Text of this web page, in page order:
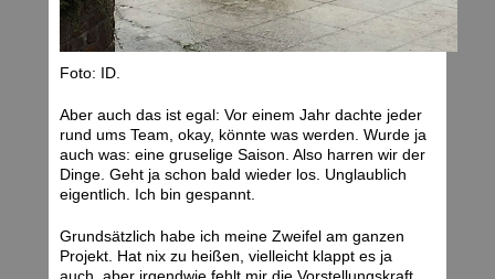
Foto: ID.
Aber auch das ist egal: Vor einem Jahr dachte jeder
rund ums Team, okay, könnte was werden. Wurde ja
auch was: eine gruselige Saison. Also harren wir der
Dinge. Geht ja schon bald wieder los. Unglaublich
eigentlich. Ich bin gespannt.
Grundsätzlich habe ich meine Zweifel am ganzen
Projekt. Hat nix zu heißen, vielleicht klappt es ja